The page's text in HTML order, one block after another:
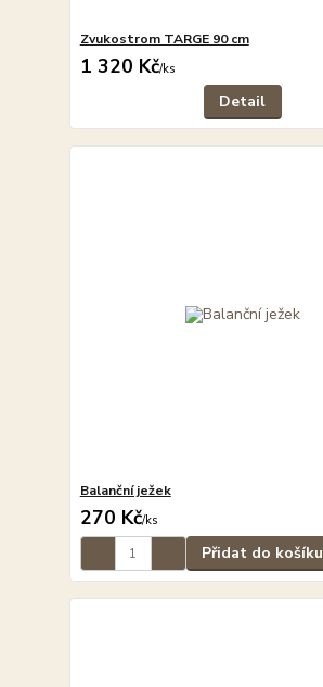
Zvukostrom TARGE 90 cm
1 320 Kč/ks
Detail
Balanční ježek
270 Kč/ks
Přidat do košíku